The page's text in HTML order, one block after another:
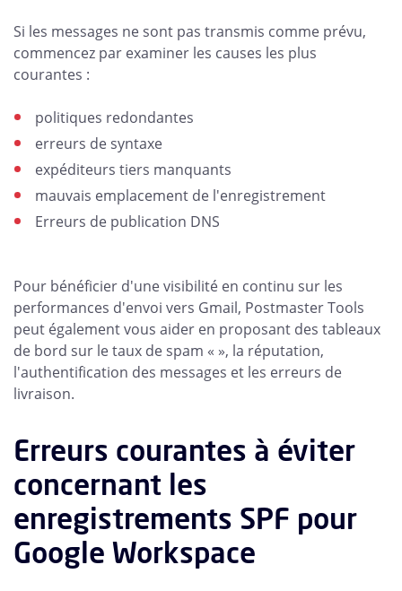
Si les messages ne sont pas transmis comme prévu,
commencez par examiner les causes les plus
courantes :
politiques redondantes
erreurs de syntaxe
expéditeurs tiers manquants
mauvais emplacement de l'enregistrement
Erreurs de publication DNS
Pour bénéficier d'une visibilité en continu sur les
performances d'envoi vers Gmail, Postmaster Tools
peut également vous aider en proposant des tableaux
de bord sur le taux de spam « », la réputation,
l'authentification des messages et les erreurs de
livraison.
Erreurs courantes à éviter
concernant les
enregistrements SPF pour
Google Workspace